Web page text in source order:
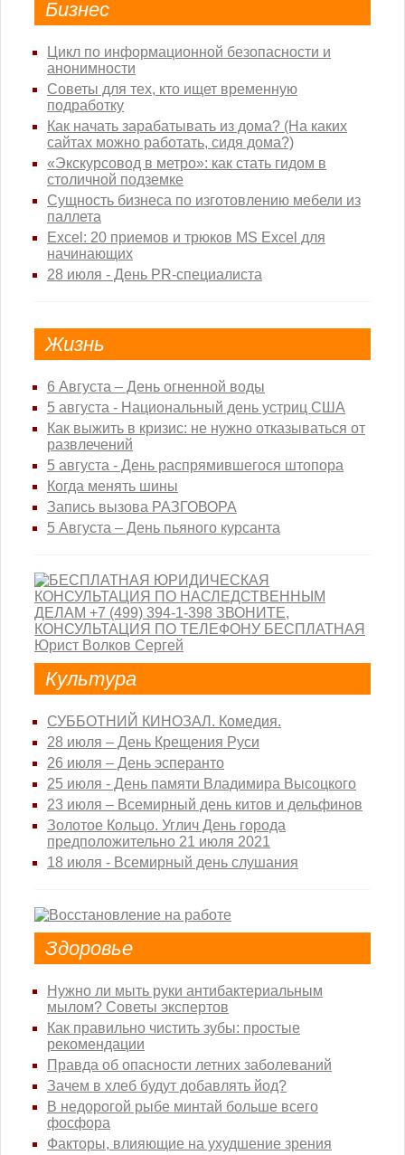
Бизнес
Цикл пo информационной безопасности и
анонимности
Советы для тех, кто ищет временную
подработку
Как начать зарабатывать из дома? (На каких
сайтах можно работать, сидя дома?)
«Экскурсовод в метро»: как стать гидом в
столичной подземке
Сущность бизнеса по изготовлению мебели из
паллета
Excel: 20 приемов и трюков MS Excel для
начинающих
28 июля - День PR-специалиста
Жизнь
6 Августа – День огненной воды
5 августа - Национальный день устриц США
Как выжить в кризис: не нужно отказываться от
развлечений
5 августа - День распрямившегося штопора
Когда менять шины
Запись вызова РАЗГОВОРА
5 Августа – День пьяного курсанта
Культура
СУББОТНИЙ КИНОЗАЛ. Комедия.
28 июля – День Крещения Руси
26 июля – День эсперанто
25 июля - День памяти Владимира Высоцкого
23 июля – Всемирный день китов и дельфинов
Золотое Кольцо. Углич День города
предположительно 21 июля 2021
18 июля - Всемирный день слушания
Здоровье
Нужно ли мыть руки антибактериальным
мылом? Советы экспертов
Как правильно чистить зубы: простые
рекомендации
Правда об опасности летних заболеваний
Зачем в хлеб будут добавлять йод?
В недорогой рыбе минтай больше всего
фосфора
Факторы, влияющие на ухудшение зрения